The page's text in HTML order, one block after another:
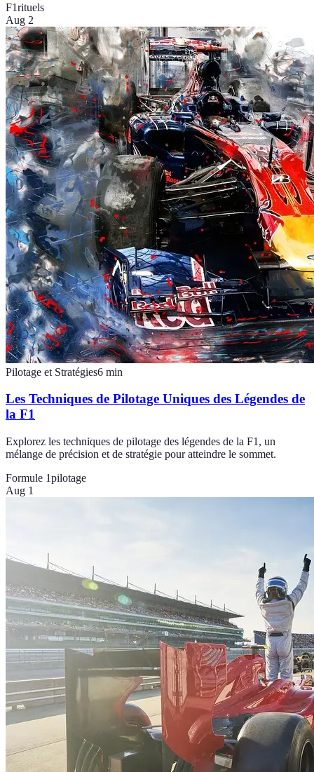
F1rituels
Aug 2
Pilotage et Stratégies6 min
Les Techniques de Pilotage Uniques des Légendes de
la F1
Explorez les techniques de pilotage des légendes de la F1, un
mélange de précision et de stratégie pour atteindre le sommet.
Formule 1pilotage
Aug 1